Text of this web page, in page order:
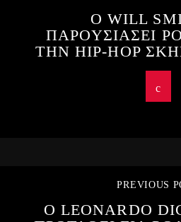
Ο WILL
ΠΑΡΟΥΣΙΑΣΕΙ
ΤΗΝ HIP-HOP
PREVIOUS
Ο LEONARDO